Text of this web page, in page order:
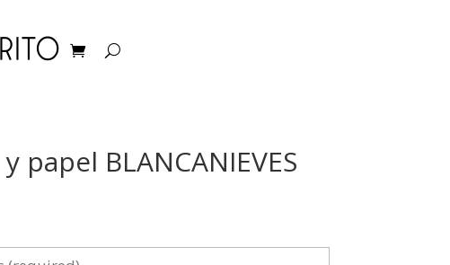
papel BLANCANIEVES